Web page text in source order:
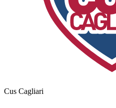
Cus Cagliari